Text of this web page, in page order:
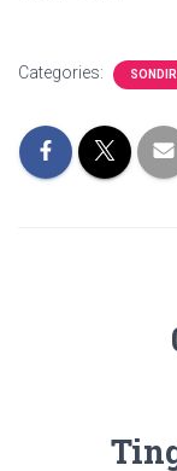
Categories: SONDIR